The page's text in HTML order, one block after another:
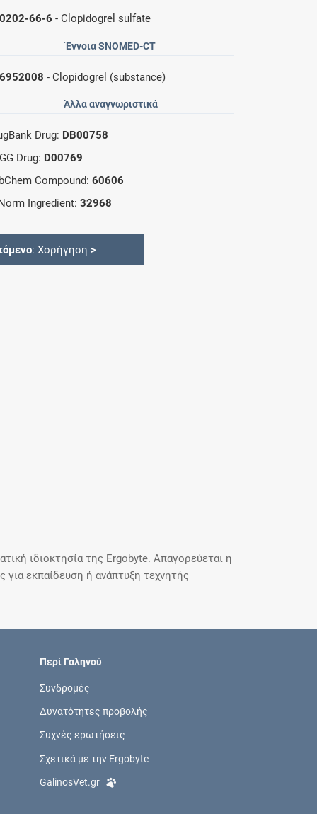
66-6 - Clopidogrel sulfate
Έννοια SNOMED-CT
- Clopidogrel (substance)
Άλλα αναγνωριστικά
Drug: DB00758
Drug: D00769
Compound:60606
Ingredient:32968
: Χορήγηση >
ιδιοκτησία της Ergobyte. Απαγορεύεται η
εκπαίδευση ή ανάπτυξη τεχνητής
Περί Γαληνού
Συνδρομές
Δυνατότητες προβολής
Συχνές ερωτήσεις
Σχετικά με την Ergobyte
GalinosVet.gr